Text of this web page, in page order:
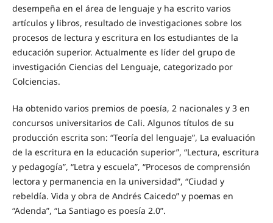
desempeña en el área de lenguaje y ha escrito varios
artículos y libros, resultado de investigaciones sobre los
procesos de lectura y escritura en los estudiantes de la
educación superior. Actualmente es líder del grupo de
investigación Ciencias del Lenguaje, categorizado por
Colciencias.
Ha obtenido varios premios de poesía, 2 nacionales y 3 en
concursos universitarios de Cali. Algunos títulos de su
producción escrita son: “Teoría del lenguaje”, La evaluación
de la escritura en la educación superior”, “Lectura, escritura
y pedagogía”, “Letra y escuela”, “Procesos de comprensión
lectora y permanencia en la universidad”, “Ciudad y
rebeldía. Vida y obra de Andrés Caicedo” y poemas en
“Adenda”, “La Santiago es poesía 2.0”.